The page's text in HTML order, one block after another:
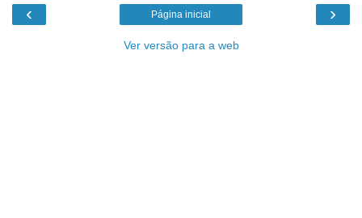
‹ ›
Página inicial
Ver versão para a web